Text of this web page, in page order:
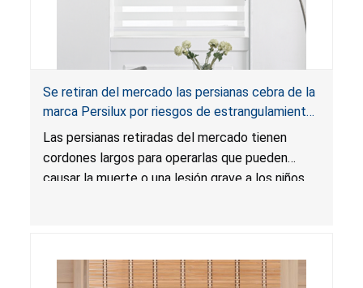
Se retiran del mercado las persianas cebra de la
marca Persilux por riesgos de estrangulamiento
y enredo, y riesgo de lesión grave o muerte;
infringen la regla federal para cortinas; vendidas
en Amazon
Las persianas retiradas del mercado tienen
cordones largos para operarlas que pueden
causar la muerte o una lesión grave a los niños
las persianas también infringen los requisitos de
etiquetado para cortinas.